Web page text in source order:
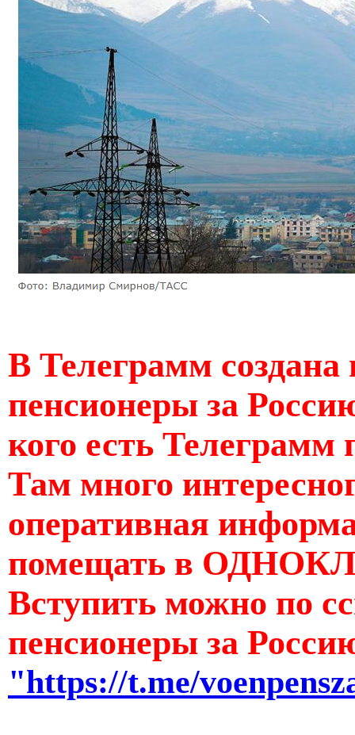
В Телеграмм
пенсионеры за
кого есть Телеграмм
Там много
оперативная
помещать в
Вступить можно по
пенсионеры за
"https://t.me/